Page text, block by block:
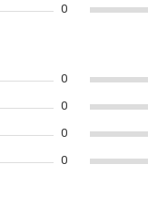
0
0
0
0
0